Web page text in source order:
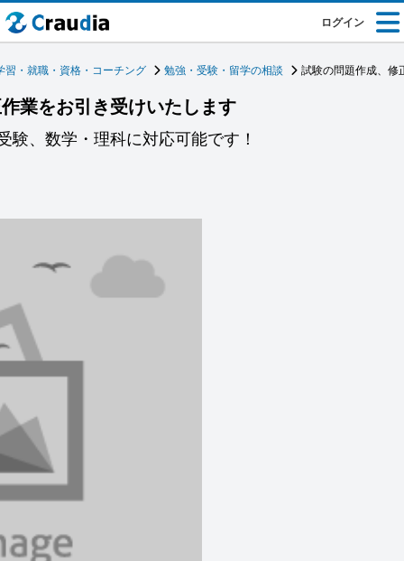
ログイン
習・就職・資格・コーチング 勉強・受験・留学の相談 試験の問題作成、修
業をお引き受けいたします
験、数学・理科に対応可能です！